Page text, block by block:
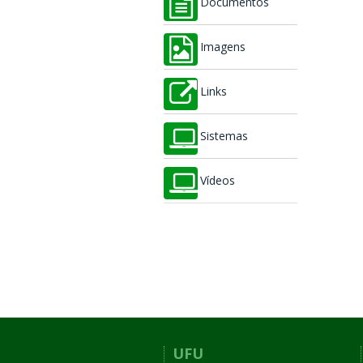
Documentos
Imagens
Links
Sistemas
Vídeos
UFU